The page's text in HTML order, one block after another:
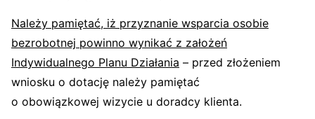
Należy pamiętać, iż przyznanie wsparcia osobie
bezrobotnej powinno wynikać z założeń
Indywidualnego Planu Działania – przed złożeniem
wniosku o dotację należy pamiętać
o obowiązkowej wizycie u doradcy klienta.